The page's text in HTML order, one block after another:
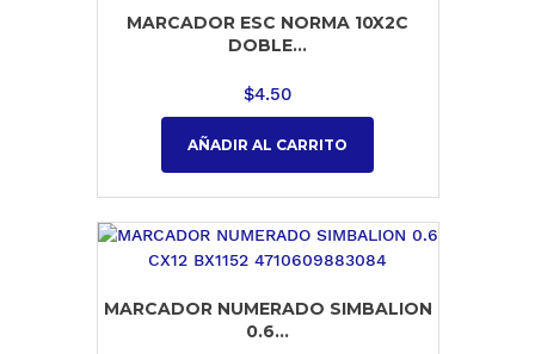
MARCADOR ESC NORMA 10X2C
DOBLE...
$4.50
AÑADIR AL CARRITO
MARCADOR NUMERADO SIMBALION
0.6...